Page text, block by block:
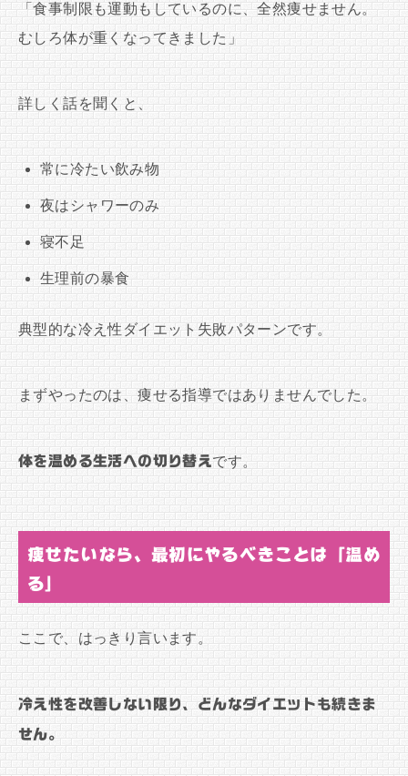
「食事制限も運動もしているのに、全然痩せません。
むしろ体が重くなってきました」
詳しく話を聞くと、
常に冷たい飲み物
夜はシャワーのみ
寝不足
生理前の暴食
典型的な冷え性ダイエット失敗パターンです。
まずやったのは、痩せる指導ではありませんでした。
体を温める生活への切り替え です。
痩せたいなら、最初にやるべきことは「温め
る」
ここで、はっきり言います。
冷え性を改善しない限り、どんなダイエットも続きま
せん。